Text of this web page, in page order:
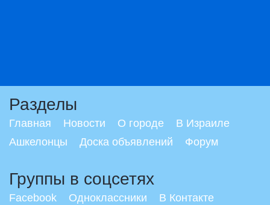
Разделы
Главная Новости О городе
В Израиле
Ашкелонцы
Доска объявлений Форум
Группы в соцсетях
Facebook Одноклассники В Контакте